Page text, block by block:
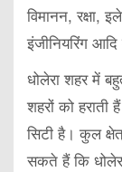
विमानन, रक्षा,
इंजीनियरिंग
धोलेरा शहर में
शहरों को हराती
सिटी है। कुल
सकते हैं कि